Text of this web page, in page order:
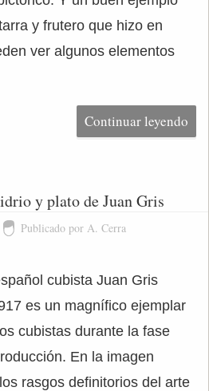
y frutero que hizo en
ver algunos elementos
Continuar leyendo
y plato de Juan Gris
Publicado por A. Cerra
cubista Juan Gris
es un magnífico ejemplar
cubistas durante la fase
En la imagen
rasgos definitorios del arte